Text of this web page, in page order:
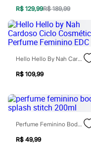
Cabelos
Condicionador
Escovas e Pentes
Finalizadores
Shampoo
Tratamento
Cuidados com o corpo
Hidratante
Cuidados com o rosto
Esfoliante
Protetor solar
Tônicos
Maquiagens
R$ 129,99R$ 189,99
Hello Hello By Nah Cardoso Ciclo Cosméticos Perfume Feminino EDC
R$ 109,99
Perfume Feminino Body Splash Stitch 200ml
R$ 49,99